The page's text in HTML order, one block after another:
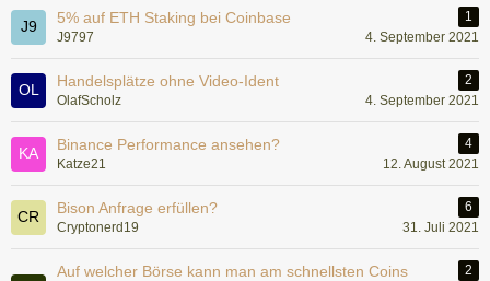
5% auf ETH Staking bei Coinbase
1
J9797
4. September 2021
Handelsplätze ohne Video-Ident
2
OlafScholz
4. September 2021
Binance Performance ansehen?
4
Katze21
12. August 2021
Bison Anfrage erfüllen?
6
Cryptonerd19
31. Juli 2021
Auf welcher Börse kann man am schnellsten Coins
2